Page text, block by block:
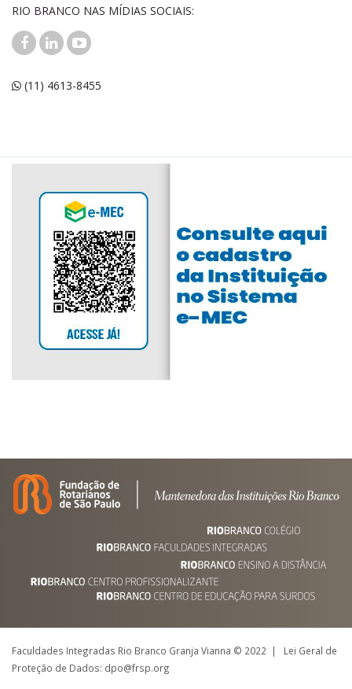
RIO BRANCO NAS MÍDIAS SOCIAIS:
(11) 4613-8455
Faculdades Integradas Rio Branco Granja Vianna © 2022 | Lei Geral de
Proteção de Dados: dpo@frsp.org